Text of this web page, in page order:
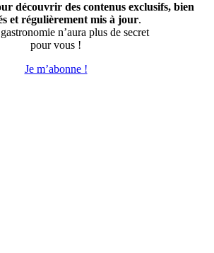
découvrir des contenus exclusifs, bien
et régulièrement mis à jour.
n’aura plus de secret
pour vous !
Je m’abonne !